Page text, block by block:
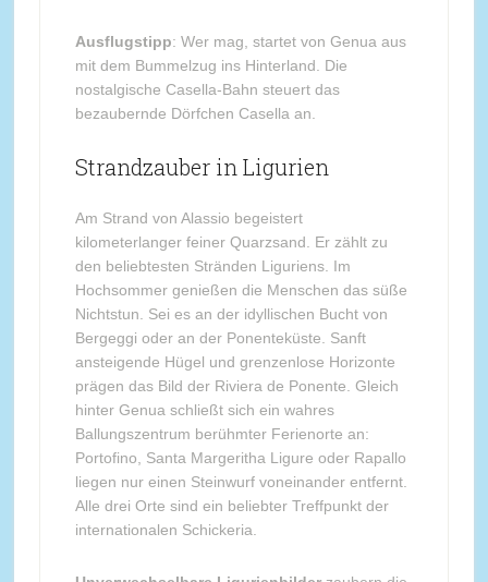
Ausflugstipp: Wer mag, startet von Genua aus
mit dem Bummelzug ins Hinterland. Die
nostalgische Casella-Bahn steuert das
bezaubernde Dörfchen Casella an.
Strandzauber in Ligurien
Am Strand von Alassio begeistert
kilometerlanger feiner Quarzsand. Er zählt zu
den beliebtesten Stränden Liguriens. Im
Hochsommer genießen die Menschen das süße
Nichtstun. Sei es an der idyllischen Bucht von
Bergeggi oder an der Ponenteküste. Sanft
ansteigende Hügel und grenzenlose Horizonte
prägen das Bild der Riviera de Ponente. Gleich
hinter Genua schließt sich ein wahres
Ballungszentrum berühmter Ferienorte an:
Portofino, Santa Margeritha Ligure oder Rapallo
liegen nur einen Steinwurf voneinander entfernt.
Alle drei Orte sind ein beliebter Treffpunkt der
internationalen Schickeria.